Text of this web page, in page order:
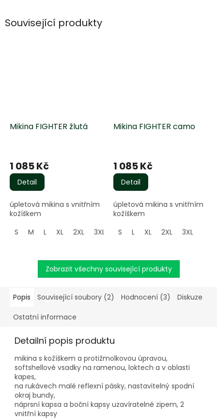
Související produkty
Mikina FIGHTER žlutá
hodnocení
produktu
je
5,0
5
hvězdiček.
1 085 Kč
Detail
úpletová mikina s vnitřním
kožíškem
S
M L XL 2XL 3XL
Mikina FIGHTER camo
hodnocení
produktu
je
5,0
5
hvězdiček.
1 085 Kč
Detail
úpletová mikina s vnitřním
kožíškem
S
L XL 2XL 3XL
Zobrazit všechny související produkty
Popis Související soubory (2) Hodnocení (3) Diskuze
Ostatní informace
Detailní popis produktu
mikina s kožíškem a protižmolkovou úpravou,
softshellové vsadky na ramenou, loktech a v oblasti
kapes,
na rukávech malé reflexní pásky, nastavitelný spodní
okraj bundy,
náprsní kapsa a boční kapsy uzavíratelné zipem, 2
vnitřní kapsy